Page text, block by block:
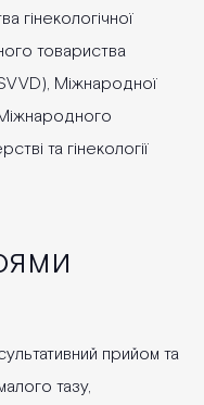
гінекологічної
товариства
Міжнародної
Міжнародного
та гінекології
прийом та
тазу,